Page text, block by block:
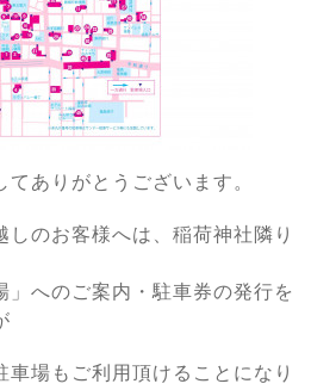
ありがとうございます。
しのお客様へは、稲荷神社隣り
」へのご案内・駐車券の発行を
車場もご利用頂けることになり